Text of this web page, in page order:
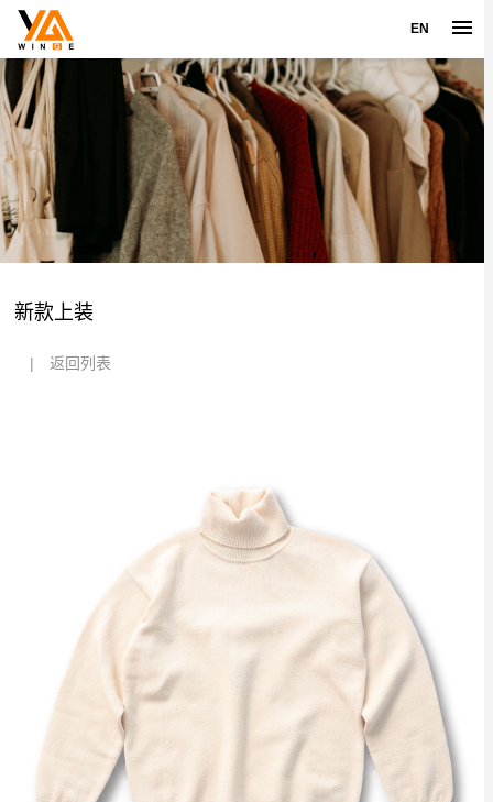
EN
新款上装
|返回列表